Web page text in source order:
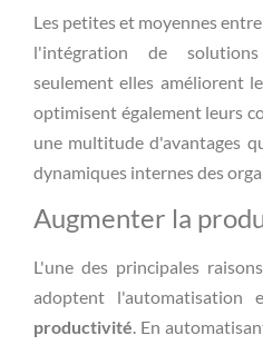
Les petites et moyennes
l'intégration de
seulement elles améliorent
optimisent également leurs
une multitude d'avantages
dynamiques internes des
Augmenter la
L'une des principales
adoptent l'automatisation
productivité. En